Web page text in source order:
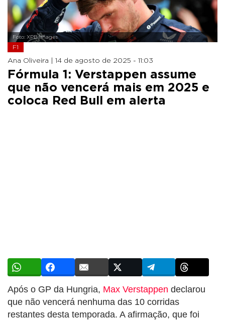
Foto: XPB Images
F1
Ana Oliveira | 14 de agosto de 2025 - 11:03
Fórmula 1: Verstappen assume
que não vencerá mais em 2025 e
coloca Red Bull em alerta
Após o GP da Hungria, Max Verstappen declarou
que não vencerá nenhuma das 10 corridas
restantes desta temporada. A afirmação, que foi